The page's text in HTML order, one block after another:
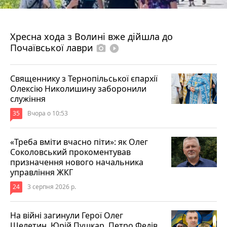
Хресна хода з Волині вже дійшла до
Почаївської лаври photo_camera play_circle_filled
Священнику з Тернопільської єпархії
Олексію Николишину заборонили
служіння
35 Вчора о 10:53
«Треба вміти вчасно піти»: як Олег
Соколовський прокоментував
призначення нового начальника
управління ЖКГ
24 3 серпня 2026 р.
На війні загинули Герої Олег